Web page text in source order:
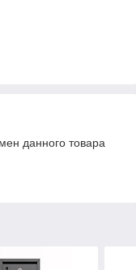
данного товара